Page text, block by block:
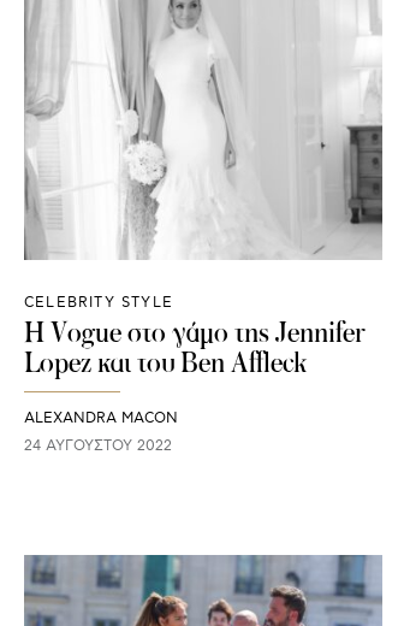
CELEBRITY STYLE
Η Vogue στο γάμο της Jennifer
Lopez και του Ben Affleck
ALEXANDRA MACON
24 ΑΥΓΟΎΣΤΟΥ 2022